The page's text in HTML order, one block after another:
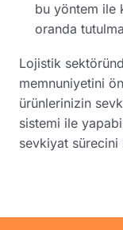
bu yöntem ile
oranda
Lojistik
memnuniyetini
ürünlerinizin
sistemi ile
sevkiyat sürecini